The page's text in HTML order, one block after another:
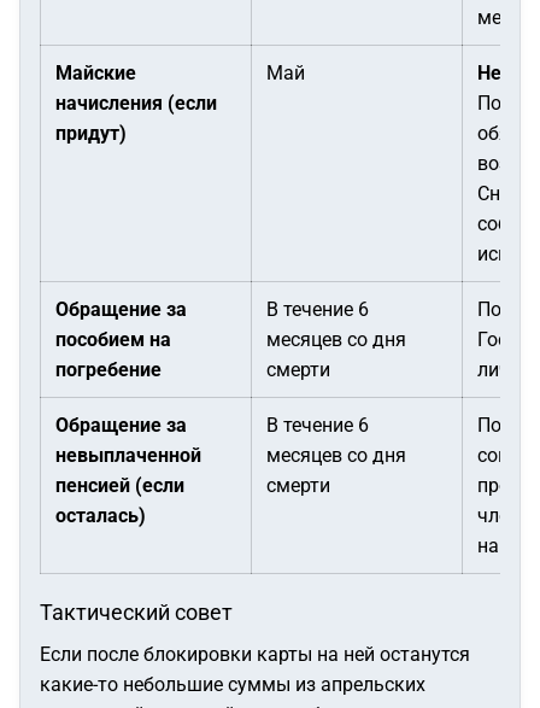
Майские
начисления (если
придут)
Май
Не
собой
иск
Обращение за
пособием на
погребение
В течение 6
месяцев со дня
смерти
лично
Обращение за
невыплаченной
пенсией (если
осталась)
В течение 6
месяцев со дня
смерти
Тактический совет
Если после блокировки карты на ней останутся
какие-то небольшие суммы из апрельских